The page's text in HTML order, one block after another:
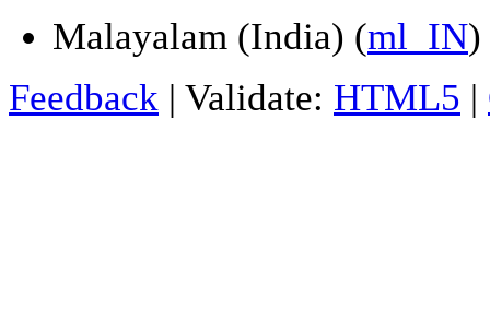
Malayalam (India) (ml_IN)
Feedback | Validate: HTML5 |